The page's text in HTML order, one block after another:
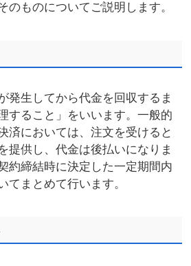
のものについてご説明します。
発生してから代金を回収するま
すること」をいいます。一般的
済においては、注文を受けると
提供し、代金は後払いになりま
約締結時に決定した一定期間内
てまとめて行います。